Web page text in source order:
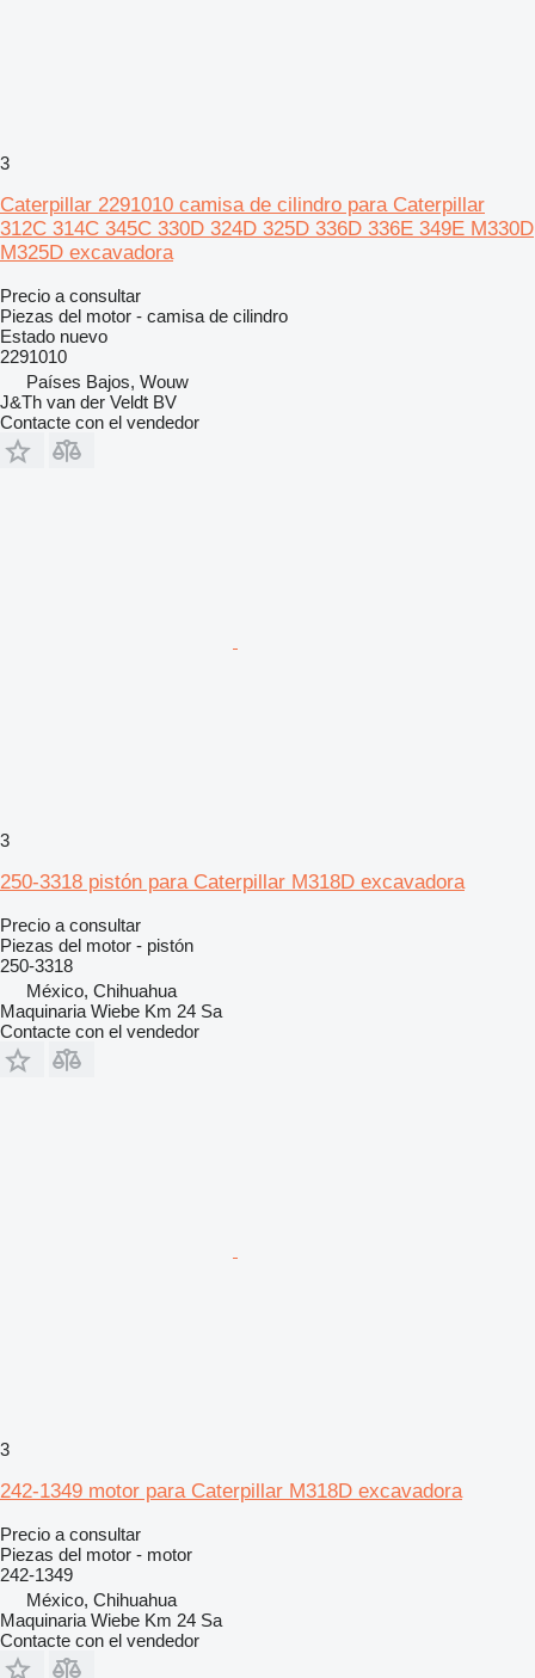
3
Caterpillar 2291010 camisa de cilindro para Caterpillar
312C 314C 345C 330D 324D 325D 336D 336E 349E M330D
M325D excavadora
Precio a consultar
Piezas del motor - camisa de cilindro
Estado nuevo
2291010
Países Bajos, Wouw
J&Th van der Veldt BV
Contacte con el vendedor
3
250-3318 pistón para Caterpillar M318D excavadora
Precio a consultar
Piezas del motor - pistón
250-3318
México, Chihuahua
Maquinaria Wiebe Km 24 Sa
Contacte con el vendedor
3
242-1349 motor para Caterpillar M318D excavadora
Precio a consultar
Piezas del motor - motor
242-1349
México, Chihuahua
Maquinaria Wiebe Km 24 Sa
Contacte con el vendedor